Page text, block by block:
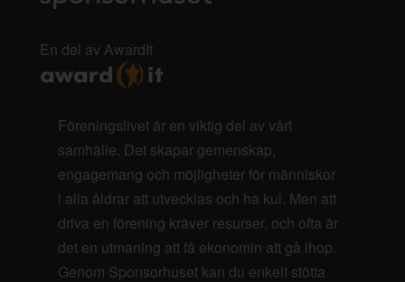
En del av AwardIt
Föreningslivet är en viktig del av vårt
samhälle. Det skapar gemenskap,
engagemang och möjligheter för människor
i alla åldrar att utvecklas och ha kul. Men att
driva en förening kräver resurser, och ofta är
det en utmaning att få ekonomin att gå ihop.
Genom Sponsorhuset kan du enkelt stötta